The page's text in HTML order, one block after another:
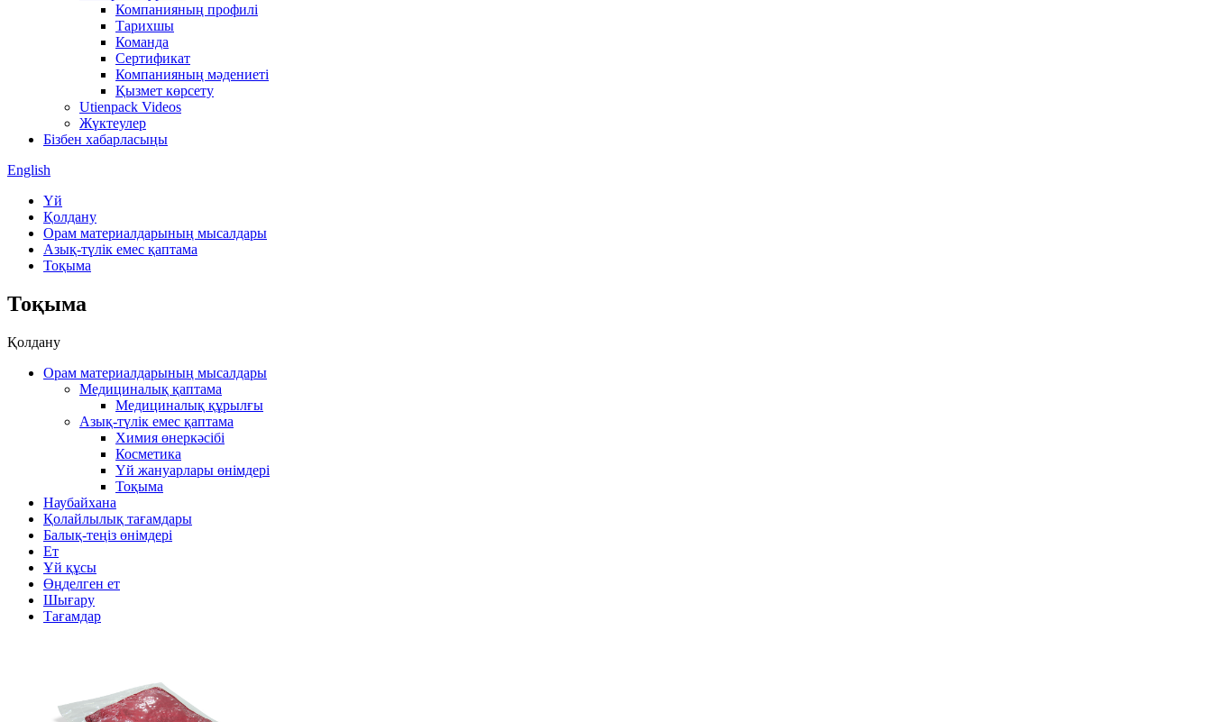
Компанияның профилі
Тарихшы
Команда
Сертификат
Компанияның мәдениеті
Қызмет көрсету
Utienpack Videos
Жүктеулер
Бізбен хабарласыңы
English
Үй
Қолдану
Орам материалдарының мысалдары
Азық-түлік емес қаптама
Тоқыма
Тоқыма
Қолдану
Орам материалдарының мысалдары
Медициналық қаптама
Медициналық құрылғы
Азық-түлік емес қаптама
Химия өнеркәсібі
Косметика
Үй жануарлары өнімдері
Тоқыма
Наубайхана
Қолайлылық тағамдары
Балық-теңіз өнімдері
Ет
Ұй құсы
Өңделген ет
Шығару
Тағамдар